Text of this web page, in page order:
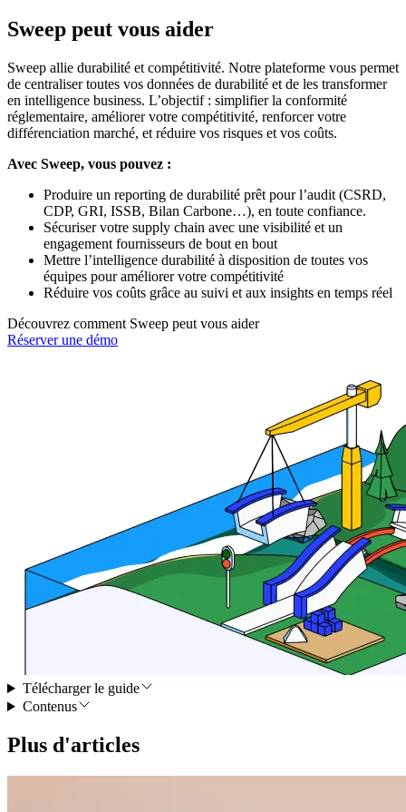
Sweep peut vous aider
Sweep allie durabilité et compétitivité. Notre plateforme vous permet
de centraliser toutes vos données de durabilité et de les transformer
en intelligence business. L’objectif : simplifier la conformité
réglementaire, améliorer votre compétitivité, renforcer votre
différenciation marché, et réduire vos risques et vos coûts.
Avec Sweep, vous pouvez :
Produire un reporting de durabilité prêt pour l’audit (CSRD,
CDP, GRI, ISSB, Bilan Carbone…), en toute confiance.
Sécuriser votre supply chain avec une visibilité et un
engagement fournisseurs de bout en bout
Mettre l’intelligence durabilité à disposition de toutes vos
équipes pour améliorer votre compétitivité
Réduire vos coûts grâce au suivi et aux insights en temps réel
Découvrez comment Sweep peut vous aider
Réserver une démo
Télécharger le guide
Contenus
Plus d'articles